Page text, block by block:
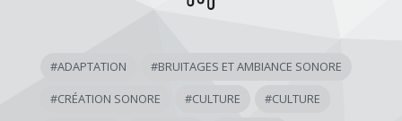
#ADAPTATION #BRUITAGES ET AMBIANCE SONORE
#CRÉATION SONORE #CULTURE #CULTURE